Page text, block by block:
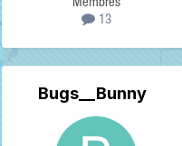
Membres
13
Bugs__Bunny